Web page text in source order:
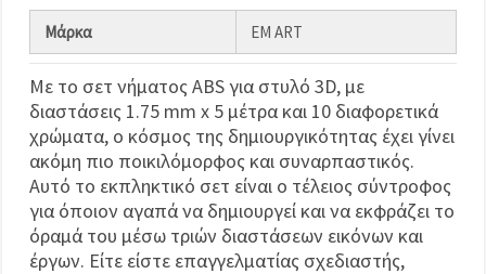
Μάρκα EM ART
Με το σετ νήματος ABS για στυλό 3D, με
διαστάσεις 1.75 mm x 5 μέτρα και 10 διαφορετικά
χρώματα, ο κόσμος της δημιουργικότητας έχει γίνει
ακόμη πιο ποικιλόμορφος και συναρπαστικός.
Αυτό το εκπληκτικό σετ είναι ο τέλειος σύντροφος
για όποιον αγαπά να δημιουργεί και να εκφράζει το
όραμά του μέσω τριών διαστάσεων εικόνων και
έργων. Είτε είστε επαγγελματίας σχεδιαστής,